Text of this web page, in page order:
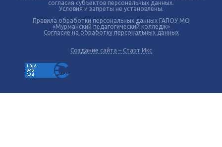
согласия субъектов персональных данных.
Условия и запреты не установлены.
Правила обработки персональных данных ГАПОУ МО
«Мурманский педагогический колледж»
Согласие на обработку персональных данных
Создание сайта – Старт Икс